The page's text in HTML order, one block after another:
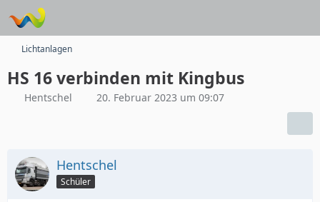
Lichtanlagen
HS 16 verbinden mit Kingbus
Hentschel 20. Februar 2023 um 09:07
Hentschel
Schüler